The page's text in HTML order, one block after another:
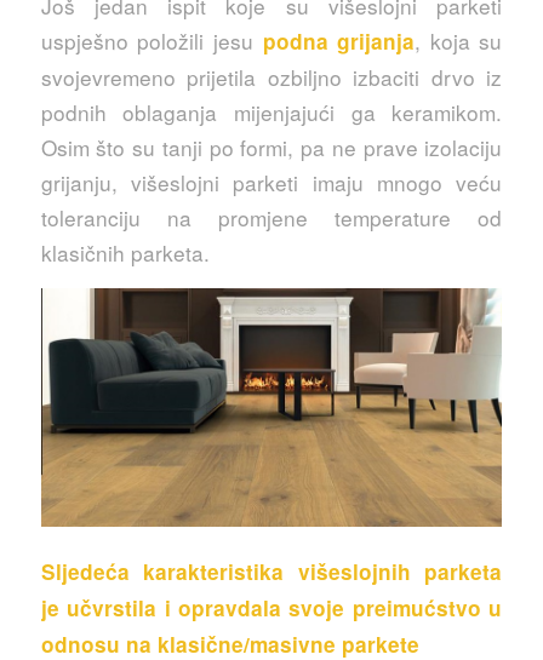
uspješno položili jesu podna grijanja, koja su
svojevremeno prijetila ozbiljno izbaciti drvo iz
podnih oblaganja mijenjajući ga keramikom.
Osim što su tanji po formi, pa ne prave izolaciju
grijanju, višeslojni parketi imaju mnogo veću
toleranciju na promjene temperature od
klasičnih parketa.
Sljedeća karakteristika višeslojnih parketa
je učvrstila i opravdala svoje preimućstvo u
odnosu na klasične/masivne parkete